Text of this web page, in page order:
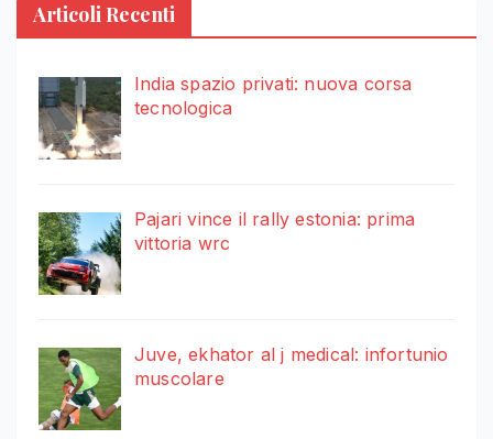
Articoli Recenti
India spazio privati: nuova corsa
tecnologica
Pajari vince il rally estonia: prima
vittoria wrc
Juve, ekhator al j medical: infortunio
muscolare